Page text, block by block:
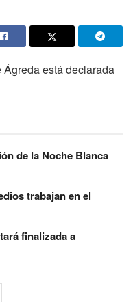
está declarada
de la Noche Blanca
trabajan en el
finalizada a